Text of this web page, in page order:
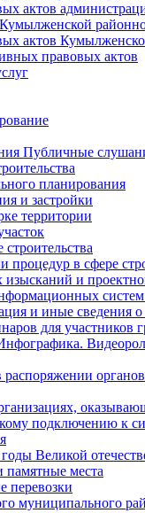
актов
актов
правовых актов
Публичные
планирования
и застройки
территории
в сфере
и
систем
и иные сведения о
для участников
подключению к
Великой
места
перевозки
муниципального